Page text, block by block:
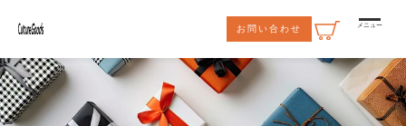
ンツに
進む
お問い合わせ メニュー